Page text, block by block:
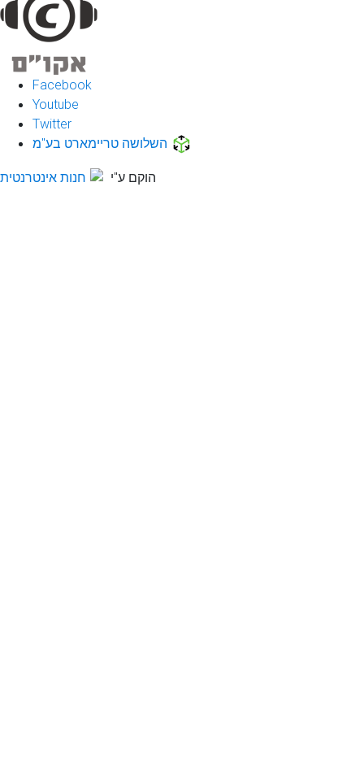
Facebook
Youtube
Twitter
השלושה טריימארט בע"מ
הוקם ע"י חנות אינטרנטית